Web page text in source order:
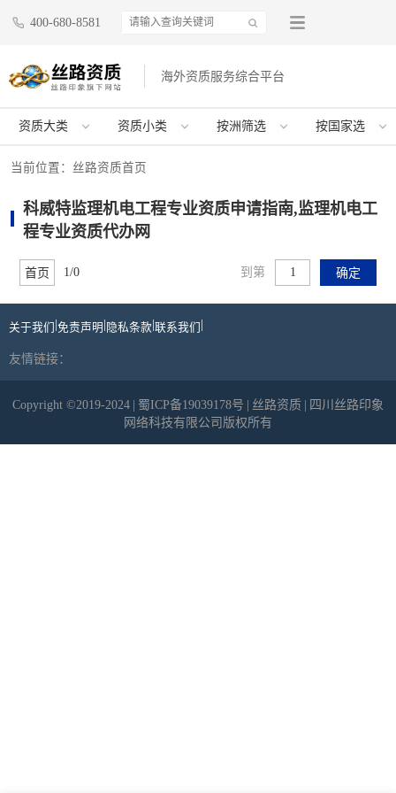
400-680-8581
海外资质服务综合平台
资质大类 资质小类 按洲筛选 按国家选
当前位置： 丝路资质首页
科威特监理机电工程专业资质申请指南,监理机电工
程专业资质代办网
首页 1/0 到第 确定
关于我们 免责声明 隐私条款 联系我们
友情链接：
Copyright ©2019-2024 蜀ICP备19039178号 丝路资质
四川丝路印象
网络科技有限公司版权所有